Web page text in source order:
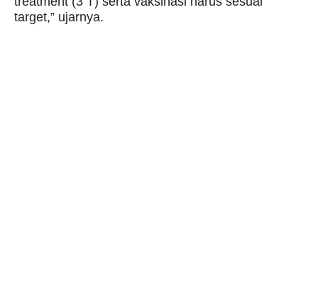
target,” ujarnya.